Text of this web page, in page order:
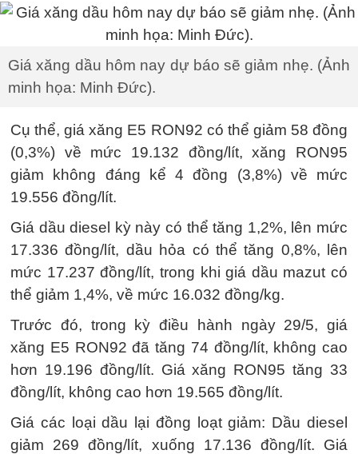
Giá xăng dầu hôm nay dự báo sẽ giảm nhẹ. (Ảnh
minh họa: Minh Đức).
Cụ thể, giá xăng E5 RON92 có thể giảm 58 đồng
(0,3%) về mức 19.132 đồng/lít, xăng RON95
giảm không đáng kể 4 đồng (3,8%) về mức
19.556 đồng/lít.
Giá dầu diesel kỳ này có thể tăng 1,2%, lên mức
17.336 đồng/lít, dầu hỏa có thể tăng 0,8%, lên
mức 17.237 đồng/lít, trong khi giá dầu mazut có
thể giảm 1,4%, về mức 16.032 đồng/kg.
Trước đó, trong kỳ điều hành ngày 29/5, giá
xăng E5 RON92 đã tăng 74 đồng/lít, không cao
hơn 19.196 đồng/lít. Giá xăng RON95 tăng 33
đồng/lít, không cao hơn 19.565 đồng/lít.
Giá các loại dầu lại đồng loạt giảm: Dầu diesel
giảm 269 đồng/lít, xuống 17.136 đồng/lít. Giá